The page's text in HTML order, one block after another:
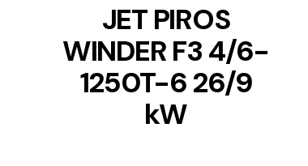
JET PIROS
WINDER F3 4/6-
1250T-6 26/9
kW